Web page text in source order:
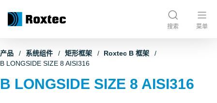
搜索 菜单
产品 系统组件 矩形框架
Roxtec B 框架
B LONGSIDE SIZE 8 AISI316
B LONGSIDE SIZE 8 AISI316